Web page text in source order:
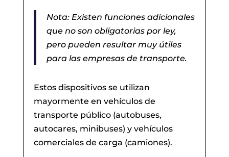
Nota: Existen funciones adicionales
que no son obligatorias por ley,
pero pueden resultar muy útiles
para las empresas de transporte.
Estos dispositivos se utilizan
mayormente en vehículos de
transporte público (autobuses,
autocares, minibuses) y vehículos
comerciales de carga (camiones).